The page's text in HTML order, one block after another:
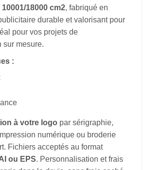
18000 cm2, fabriqué en
durable et valorisant pour
pour vos projets de
sur mesure.
:
à votre logo par sérigraphie,
numérique ou broderie
Fichiers acceptés au format
ou EPS. Personnalisation et frais